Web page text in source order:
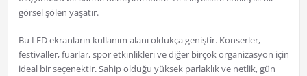
görsel şölen yaşatır.
Bu LED ekranların kullanım alanı oldukça geniştir. Konserler,
festivaller, fuarlar, spor etkinlikleri ve diğer birçok organizasyon için
ideal bir seçenektir. Sahip olduğu yüksek parlaklık ve netlik, gün